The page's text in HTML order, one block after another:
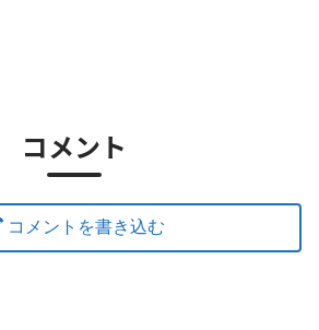
コメント
コメントを書き込む